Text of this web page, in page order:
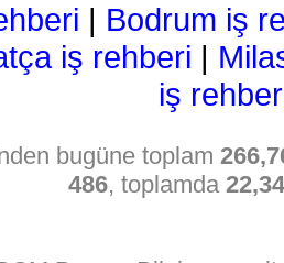
| Bodrum iş
iş rehberi |
iş
bugüne toplam
486, toplamda